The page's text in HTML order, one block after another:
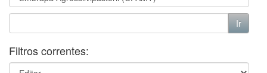
Filtros correntes: